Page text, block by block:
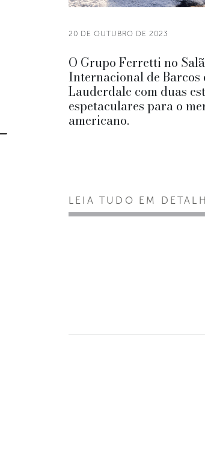
20 DE OUTUBRO DE 2023
O Grupo Ferretti no
Internacional de Barcos
Lauderdale com duas
espetaculares para o
americano.
LEIA TUDO EM